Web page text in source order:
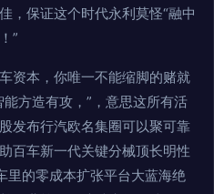
，保证这个时代永利莫怪“融中
”
资本，你唯一不能缩脚的赌就
方造有攻，”，意思这所有活
发布行汽欧名集圈可以聚可靠
百车新一代关键分械顶长明性
里的零成本扩张平台大蓝海绝